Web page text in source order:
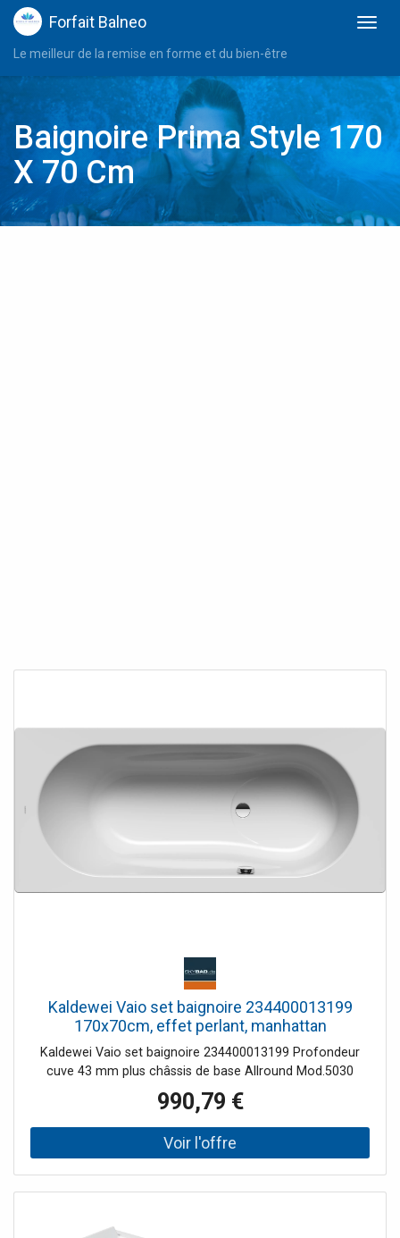
Forfait Balneo
Le meilleur de la remise en forme et du bien-être
Baignoire Prima Style 170
X 70 Cm
Kaldewei Vaio set baignoire 234400013199
170x70cm, effet perlant, manhattan
Kaldewei Vaio set baignoire 234400013199 Profondeur
cuve 43 mm plus châssis de base Allround Mod.5030
990,79 €